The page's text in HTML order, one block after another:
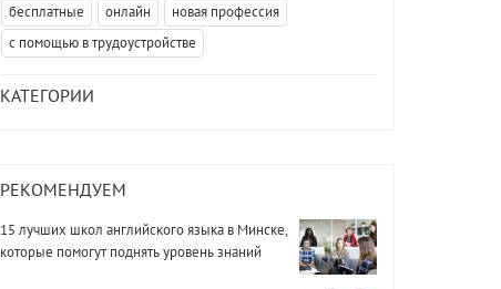
бесплатные онлайн
новая профессия
с помощью в трудоустройстве
КАТЕГОРИИ
РЕКОМЕНДУЕМ
15 лучших школ английского языка в Минске,
которые помогут поднять уровень знаний